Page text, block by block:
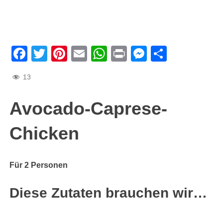
Facebook
TwitterPinterest
EmailWhatsApp
Print
13
Avocado-Caprese-
Chicken
Für 2 Personen
Diese Zutaten brauchen wir…